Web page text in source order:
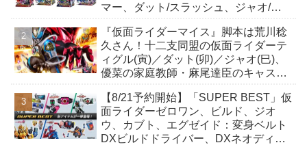
マー、ダット/スラッシュ、ジャオ/バ
も！
『仮面ライダーマイス』脚本は荒川稔
久さん！十二支同盟の仮面ライダーテ
ィグル(寅)／ダット(卯)／ジャオ(巳)、
優菜の家庭教師・麻尾達臣のキャスト
んも変身！
【8/21予約開始】「SUPER BEST」仮
面ライダーゼロワン、ビルド、ジオ
ウ、カブト、エグゼイド：変身ベルト
DXビルドドライバー、DXネオディケ